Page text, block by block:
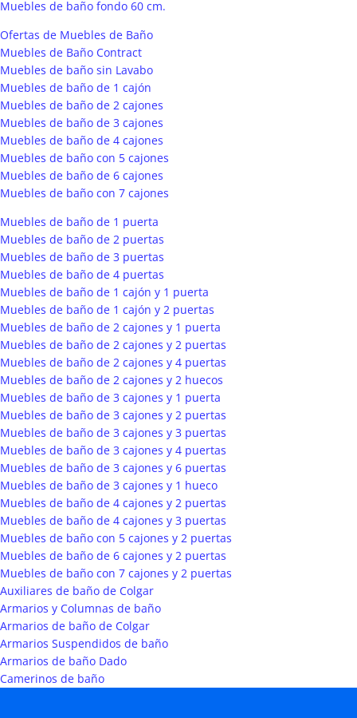
Muebles de baño fondo 60 cm.
Ofertas de Muebles de Baño
Muebles de Baño Contract
Muebles de baño sin Lavabo
Muebles de baño de 1 cajón
Muebles de baño de 2 cajones
Muebles de baño de 3 cajones
Muebles de baño de 4 cajones
Muebles de baño con 5 cajones
Muebles de baño de 6 cajones
Muebles de baño con 7 cajones
Muebles de baño de 1 puerta
Muebles de baño de 2 puertas
Muebles de baño de 3 puertas
Muebles de baño de 4 puertas
Muebles de baño de 1 cajón y 1 puerta
Muebles de baño de 1 cajón y 2 puertas
Muebles de baño de 2 cajones y 1 puerta
Muebles de baño de 2 cajones y 2 puertas
Muebles de baño de 2 cajones y 4 puertas
Muebles de baño de 2 cajones y 2 huecos
Muebles de baño de 3 cajones y 1 puerta
Muebles de baño de 3 cajones y 2 puertas
Muebles de baño de 3 cajones y 3 puertas
Muebles de baño de 3 cajones y 4 puertas
Muebles de baño de 3 cajones y 6 puertas
Muebles de baño de 3 cajones y 1 hueco
Muebles de baño de 4 cajones y 2 puertas
Muebles de baño de 4 cajones y 3 puertas
Muebles de baño con 5 cajones y 2 puertas
Muebles de baño de 6 cajones y 2 puertas
Muebles de baño con 7 cajones y 2 puertas
Auxiliares de baño de Colgar
Armarios y Columnas de baño
Armarios de baño de Colgar
Armarios Suspendidos de baño
Armarios de baño Dado
Camerinos de baño